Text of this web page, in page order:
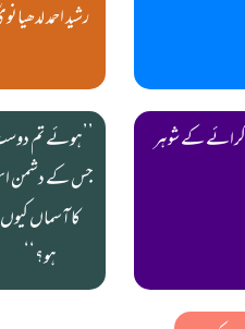
رشید احمد
کرائے کے شوہر
’’ہوئے تم
جس کے دشمن
کا آسماں کیوں
ہو؟‘‘